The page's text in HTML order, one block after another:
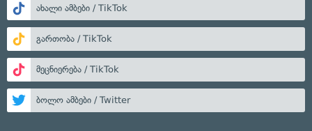
ახალი ამბები / TikTok
გართობა / TikTok
მეცნიერება / TikTok
ბოლო ამბები / Twitter